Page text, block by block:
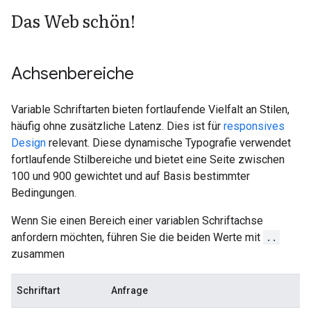
Das Web schön!
Achsenbereiche
Variable Schriftarten bieten fortlaufende Vielfalt an Stilen,
häufig ohne zusätzliche Latenz. Dies ist für responsives
Design relevant. Diese dynamische Typografie verwendet
fortlaufende Stilbereiche und bietet eine Seite zwischen
100 und 900 gewichtet und auf Basis bestimmter
Bedingungen.
Wenn Sie einen Bereich einer variablen Schriftachse
anfordern möchten, führen Sie die beiden Werte mit ..
zusammen
Schriftart Anfrage